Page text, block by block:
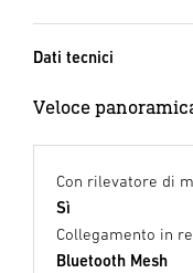
Dati tecnici
Veloce
Con rilevatore di
Sì
Collegamento in
Bluetooth Mesh